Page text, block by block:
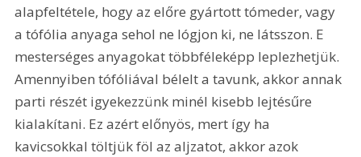
alapfeltétele, hogy az előre gyártott tómeder, vagy
a tófólia anyaga sehol ne lógjon ki, ne látsszon. E
mesterséges anyagokat többféleképp leplezhetjük.
Amennyiben tófóliával bélelt a tavunk, akkor annak
parti részét igyekezzünk minél kisebb lejtésűre
kialakítani. Ez azért előnyös, mert így ha
kavicsokkal töltjük föl az aljzatot, akkor azok